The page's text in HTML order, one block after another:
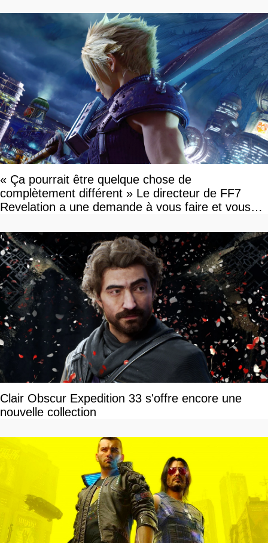
« Ça pourrait être quelque chose de
complètement différent » Le directeur de FF7
Revelation a une demande à vous faire et vous
Clair Obscur Expedition 33 s'offre encore une
nouvelle collection